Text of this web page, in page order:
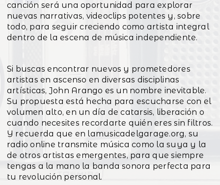
canción será una oportunidad para explorar
nuevas narrativas, videoclips potentes y, sobre
todo, para seguir creciendo como artista integral
dentro de la escena de música independiente.
Si buscas encontrar nuevos y prometedores
artistas en ascenso en diversas disciplinas
artísticas, John Arango es un nombre inevitable.
Su propuesta está hecha para escucharse con el
volumen alto, en un día de catarsis, liberación o
cuando necesites recordarte quién eres sin filtros.
Y recuerda que en lamusicadelgarage.org, su
radio online transmite música como la suya y la
de otros artistas emergentes, para que siempre
tengas a la mano la banda sonora perfecta para
tu revolución personal.